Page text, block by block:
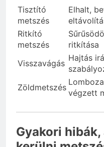
Tisztító
metszés
Elhalt,
Ritkító
metszés
ritkítása
Visszavágás
Hajtás
Zöldmetszés
végzett
Gyakori